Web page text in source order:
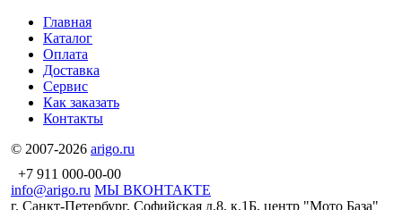
Главная
Каталог
Оплата
Доставка
Сервис
Как заказать
Контакты
© 2007-2026 arigo.ru
+7 911 000-00-00
info@arigo.ru МЫ ВКОНТАКТЕ
г. Санкт-Петербург, Софийская д.8, к.1Б, центр "Мото База"